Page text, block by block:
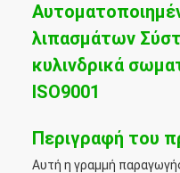
λιπασμάτων
κυλινδρικά
ISO9001
Περιγραφή του
Αυτή η γραμμή